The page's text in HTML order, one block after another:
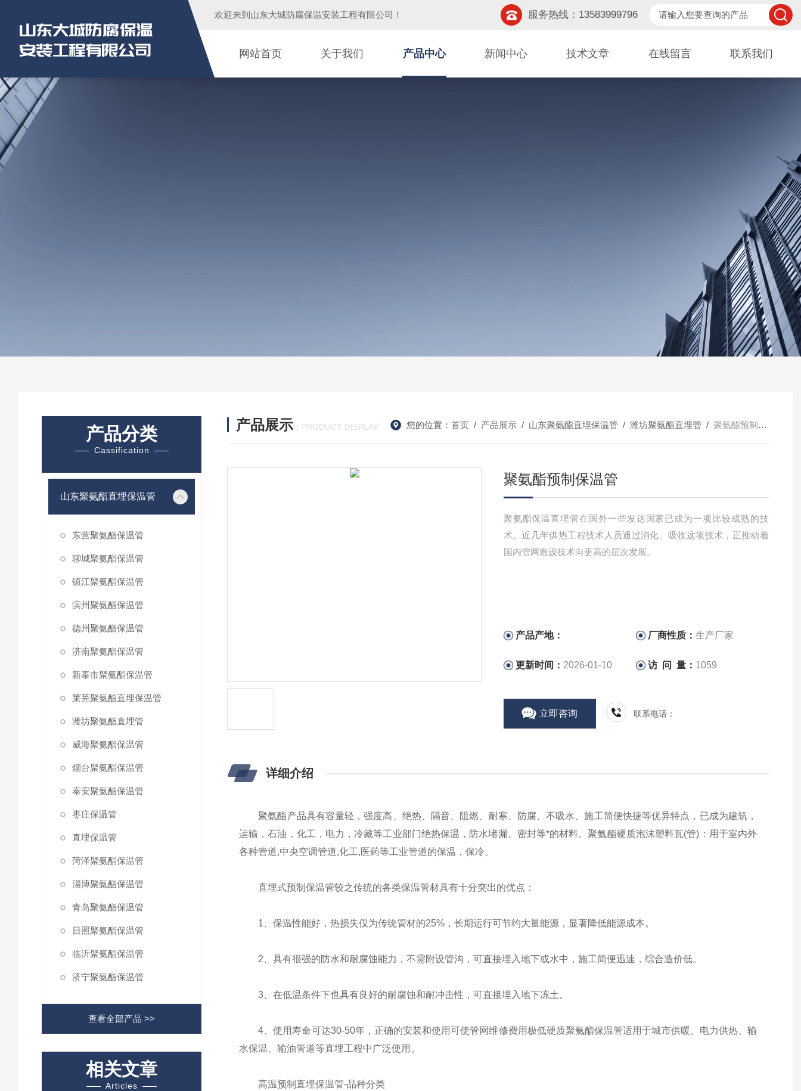
欢迎来到 山东大城防腐保温安装工程有限公司 ！ 服务热线：13583999796
网站首页 关于我们 产品中心 新闻中心 技术文章 在线留言 联系我们
产品分类
Cassification
山东聚氨酯直埋保温管
东营聚氨酯保温管
聊城聚氨酯保温管
镇江聚氨酯保温管
滨州聚氨酯保温管
德州聚氨酯保温管
济南聚氨酯保温管
新泰市聚氨酯保温管
莱芜聚氨酯直埋保温管
潍坊聚氨酯直埋管
威海聚氨酯保温管
烟台聚氨酯保温管
泰安聚氨酯保温管
枣庄保温管
直埋保温管
菏泽聚氨酯保温管
淄博聚氨酯保温管
青岛聚氨酯保温管
日照聚氨酯保温管
临沂聚氨酯保温管
济宁聚氨酯保温管
查看全部产品 >>
相关文章
Articles
产品展示 / PRODUCT DISPLAY 您的位置： 首页/ 产品展示/ 山东聚氨酯直埋保温管 / 潍坊聚氨酯直埋管 / 聚氨酯预制保温管
聚氨酯预制保温管
聚氨酯保温直埋管在国外一些发达国家已成为一项比较成熟的技
术。近几年供热工程技术人员通过消化、吸收这项技术，正推动着
国内管网敷设技术向更高的层次发展。
产品产地： 厂商性质：生产厂家
更新时间： 2026-01-10 访 问 量： 1059
立即咨询 联系电话：
详细介绍
聚氨酯产品具有容量轻，强度高、绝热、隔音、阻燃、耐寒、防腐、不吸水、施工简便快捷等优异特点，已成为建筑，
运输，石油，化工，电力，冷藏等工业部门绝热保温，防水堵漏、密封等*的材料。聚氨酯硬质泡沫塑料瓦(管)：用于室内外
各种管道,中央空调管道,化工,医药等工业管道的保温，保冷。
直埋式预制保温管较之传统的各类保温管材具有十分突出的优点：
1、保温性能好，热损失仅为传统管材的25%，长期运行可节约大量能源，显著降低能源成本。
2、具有很强的防水和耐腐蚀能力，不需附设管沟，可直接埋入地下或水中，施工简便迅速，综合造价低。
3、在低温条件下也具有良好的耐腐蚀和耐冲击性，可直接埋入地下冻土。
4、使用寿命可达30-50年，正确的安装和使用可使管网维修费用极低硬质聚氨酯保温管适用于城市供暖、电力供热、输
水保温、输油管道等直埋工程中广泛使用。
高温预制直埋保温管-品种分类